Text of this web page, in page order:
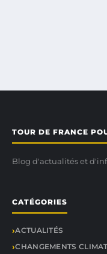
TOUR DE FRANCE
Blog d'actualités et
CATÉGORIES
ACTUALITÉS
CHANGEMENTS